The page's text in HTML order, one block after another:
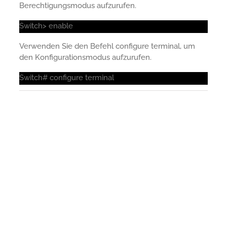
Berechtigungsmodus aufzurufen.
Switch> enable
Verwenden Sie den Befehl configure terminal, um
den Konfigurationsmodus aufzurufen.
Switch# configure terminal